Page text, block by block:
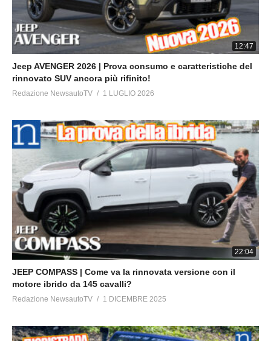
12:47
Jeep AVENGER 2026 | Prova consumo e caratteristiche del
rinnovato SUV ancora più rifinito!
Redazione NewsautoTV 1 LUGLIO 2026
22:04
JEEP COMPASS | Come va la rinnovata versione con il
motore ibrido da 145 cavalli?
Redazione NewsautoTV 1 DICEMBRE 2025